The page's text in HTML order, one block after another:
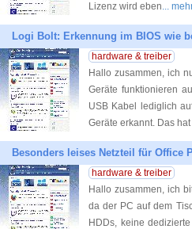
Lizenz wird eben...
Logi Bolt: Erkennung im BIOS wie
hardware & treiber
Hallo zusammen, ich
Geräte funktionieren
USB Kabel lediglich
Geräte erkannt. Das
Besonders leises Netzteil für Office
hardware & treiber
Hallo zusammen, ich
da der PC auf dem
HDDs, keine